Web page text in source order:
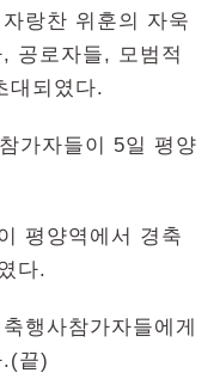
랑찬 위훈의 자욱
공로자들, 모범적
대되였다.
가자들이 5일 평양
평양역에서 경축
다.
행사참가자들에게
끝)